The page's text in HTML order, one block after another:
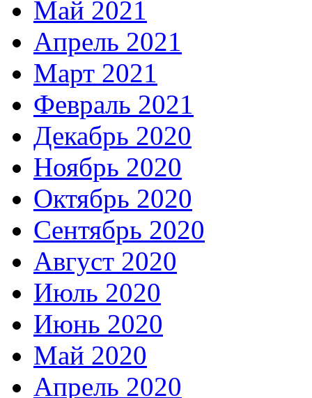
Май 2021
Апрель 2021
Март 2021
Февраль 2021
Декабрь 2020
Ноябрь 2020
Октябрь 2020
Сентябрь 2020
Август 2020
Июль 2020
Июнь 2020
Май 2020
Апрель 2020